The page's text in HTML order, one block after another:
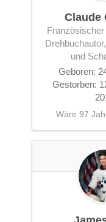
Claude
französischer Filmregisseur,
und
Geboren:
Gestorben:
Wäre 97